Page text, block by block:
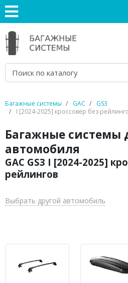
Багажные системы GAC
GS3
I [2024-2025] кроссовер без
Багажные системы
автомобиля
GAC GS3 I [2024-2025]
рейлингов
Выбрать другой автомобиль
Багажники на крышу
Рейлинги на крышу
Боксы на крышу
Велокрепления
Грузовые корзины
Аксессуары